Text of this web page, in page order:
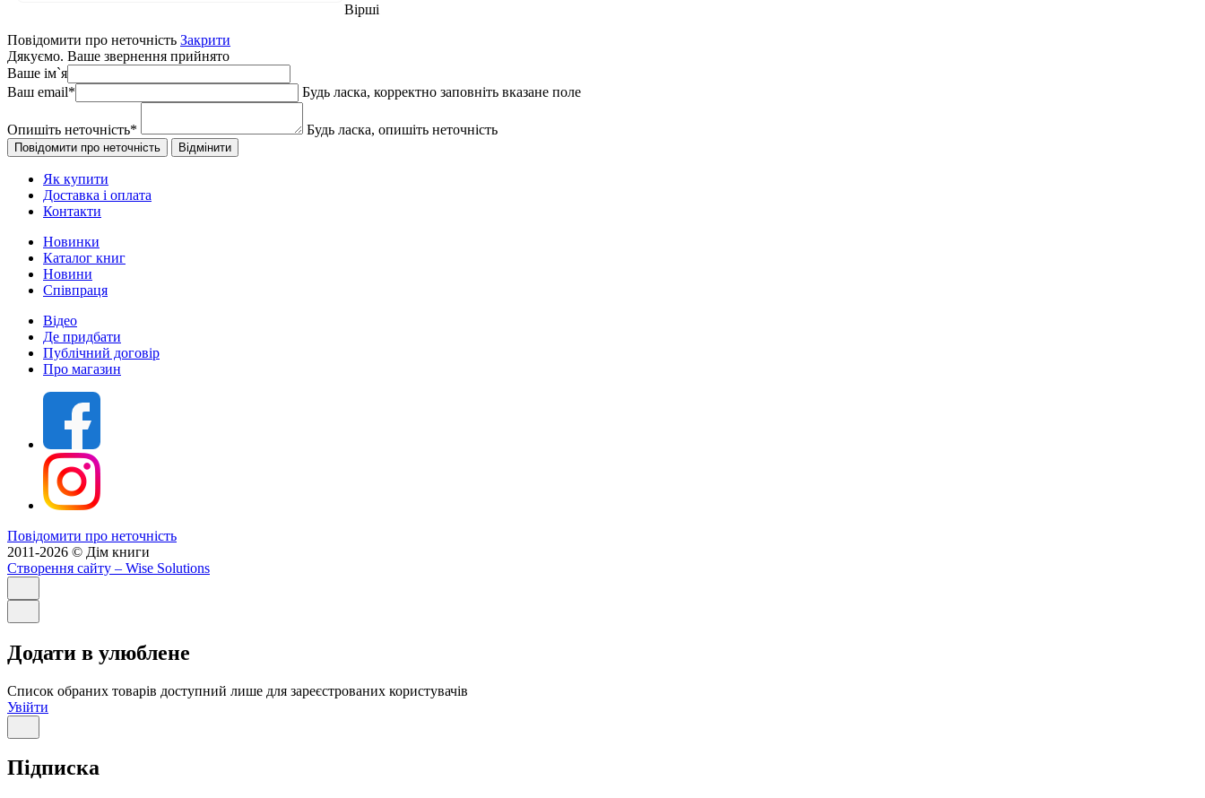
Вірші
Повідомити про неточність Закрити
Дякуємо. Ваше звернення прийнято
Ваше ім`я
Ваш email* Будь ласка, корректно заповніть вказане поле
Опишіть неточність* Будь ласка, опишіть неточність
Як купити
Доставка і оплата
Контакти
Новинки
Каталог книг
Новини
Співпраця
Відео
Де придбати
Публічний договір
Про магазин
Повідомити про неточність
2011-2026 © Дім книги
Створення сайту – Wise Solutions
Додати в улюблене
Список обраних товарів доступний лише для зареєстрованих користувачів
Увійти
Підписка